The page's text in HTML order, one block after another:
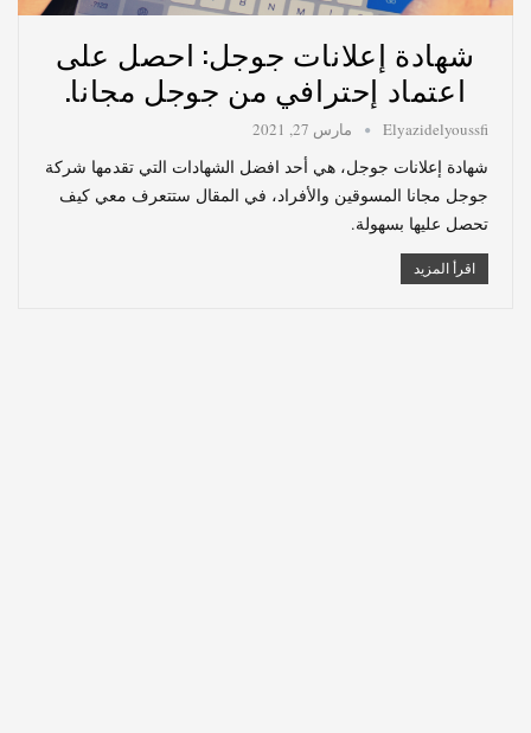
شهادة إعلانات جوجل: احصل على
اعتماد إحترافي من جوجل مجانا.
Elyazidelyoussfi مارس 27, 2021
شهادة إعلانات جوجل، هي أحد افضل الشهادات التي تقدمها شركة
جوجل مجانا المسوقين والأفراد، في المقال ستتعرف معي كيف
تحصل عليها بسهولة.
اقرأ المزيد